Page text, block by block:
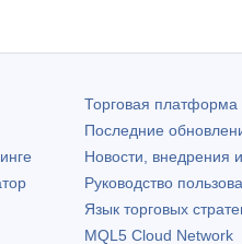
Торговая платформа
Последние
Новости, внедрения
Руководство
Язык торговых
MQL5 Cloud Network